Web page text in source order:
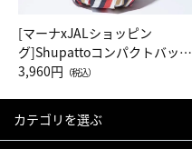
[マーナxJALショッピン
グ]Shupattoコンパクトバッグ
Drop JAL客室乗務員（LC）ス
3,960円 （税込）
カテゴリを選ぶ